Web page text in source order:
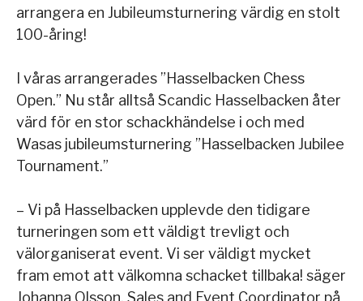
arrangera en Jubileumsturnering värdig en stolt
100-åring!
I våras arrangerades ”Hasselbacken Chess
Open.” Nu står alltså Scandic Hasselbacken åter
värd för en stor schackhändelse i och med
Wasas jubileumsturnering ”Hasselbacken Jubilee
Tournament.”
– Vi på Hasselbacken upplevde den tidigare
turneringen som ett väldigt trevligt och
välorganiserat event. Vi ser väldigt mycket
fram emot att välkomna schacket tillbaka! säger
Johanna Olsson, Sales and Event Coordinator på